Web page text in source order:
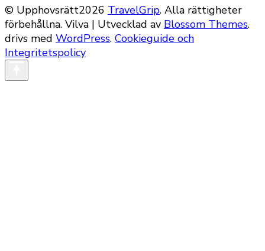
© Upphovsrätt2026 TravelGrip. Alla rättigheter
förbehållna. Vilva | Utvecklad av Blossom Themes.
drivs med WordPress. Cookieguide och
Integritetspolicy